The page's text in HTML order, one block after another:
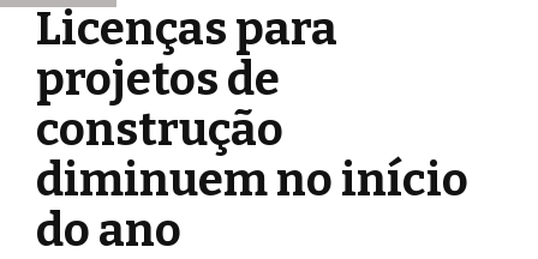
Licenças para
projetos de
construção
diminuem no início
do ano